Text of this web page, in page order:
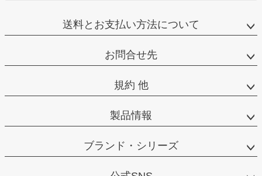
送料とお支払い方法について
お問合せ先
規約 他
製品情報
ブランド・シリーズ